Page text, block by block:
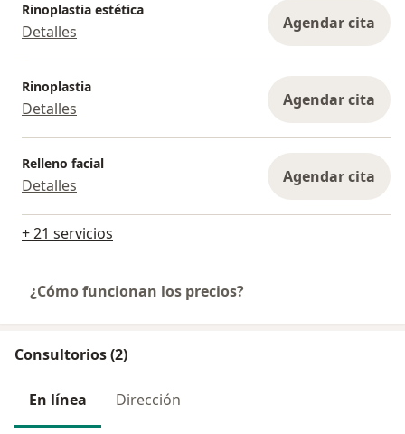
Rinoplastia estética
Detalles Agendar cita
Rinoplastia
Detalles Agendar cita
Relleno facial
Detalles Agendar cita
+ 21 servicios
¿Cómo funcionan los precios?
Consultorios (2)
En línea Dirección